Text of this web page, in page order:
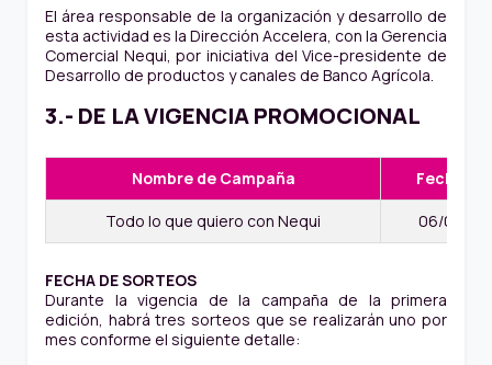
El área responsable de la organización y desarrollo de
esta actividad es la Dirección Accelera, con la Gerencia
Comercial Nequi, por iniciativa del Vice-presidente de
Desarrollo de productos y canales de Banco Agrícola.
3.- DE LA VIGENCIA PROMOCIONAL
Nombre de Campaña Fecha
Todo lo que quiero con Nequi 06/04/
FECHA DE SORTEOS
Durante la vigencia de la campaña de la primera
edición, habrá tres sorteos que se realizarán uno por
mes conforme el siguiente detalle: